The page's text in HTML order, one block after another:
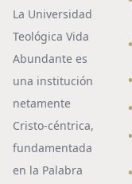
La Universidad
Teológica Vida
Abundante es
una institución
netamente
Cristo-céntrica,
fundamentada
en la Palabra